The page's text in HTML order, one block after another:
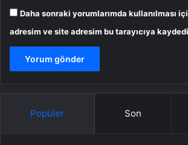
Daha sonraki yorumlarımda kullanılması
adresim ve site adresim bu tarayıcıya
Popüler Son